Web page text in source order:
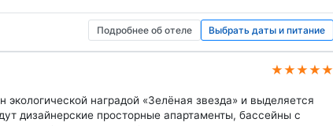
Подробнее об отеле Выбрать даты и питание
★★★★★
наградой «Зелёная звезда» и выделяется
дизайнерские просторные апартаменты, бассейны с